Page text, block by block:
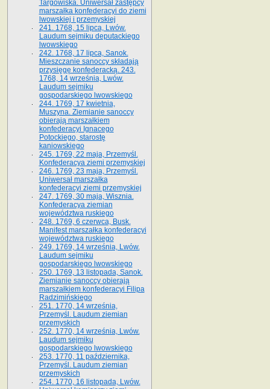
Targowiska. Uniwersał zastępcy
marszałka konfederacyi do ziemi
lwowskiej i przemyskiej
241. 1768, 15 lipca, Lwów.
Laudum sejmiku deputackiego
lwowskiego
242. 1768, 17 lipca, Sanok.
Mieszczanie sanoccy składają
przysięgę konfederacką. 243.
1768, 14 września, Lwów.
Laudum sejmiku
gospodarskiego lwowskiego
244. 1769, 17 kwietnia,
Muszyna. Ziemianie sanoccy
obierają marszałkiem
konfederacyi Ignacego
Potockiego, starostę
kaniowskiego
245. 1769, 22 maja, Przemyśl.
Konfederacya ziemi przemyskiej
246. 1769, 23 maja, Przemyśl.
Uniwersał marszałka
konfederacyi ziemi przemyskiej
247. 1769, 30 maja, Wisznia.
Konfederacya ziemian
województwa ruskiego
248. 1769, 6 czerwca, Busk.
Manifest marszałka konfederacyi
województwa ruskiego
249. 1769, 14 września, Lwów.
Laudum sejmiku
gospodarskiego lwowskiego
250. 1769, 13 listopada, Sanok.
Ziemianie sanoccy obierają
marszałkiem konfederacyi Filipa
Radzimińskiego
251. 1770, 14 września,
Przemyśl. Laudum ziemian
przemyskich
252. 1770, 14 września, Lwów.
Laudum sejmiku
gospodarskiego lwowskiego
253. 1770, 11 października,
Przemyśl. Laudum ziemian
przemyskich
254. 1770, 16 listopada, Lwów.